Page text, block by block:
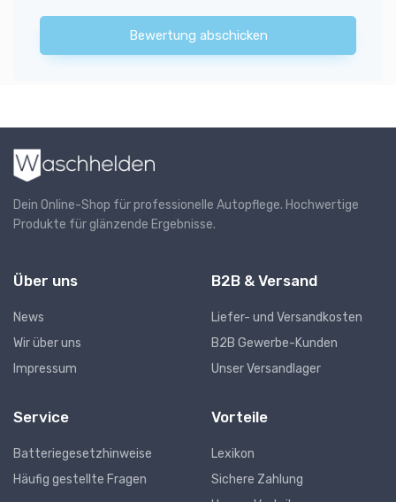
Bewertung abschicken
Dein Online-Shop für professionelle Autopflege. Hochwertige
Produkte für glänzende Ergebnisse.
Über uns
News
Wir über uns
Impressum
B2B & Versand
Liefer- und Versandkosten
B2B Gewerbe-Kunden
Unser Versandlager
Service
Batteriegesetzhinweise
Häufig gestellte Fragen
Vorteile
Lexikon
Sichere Zahlung